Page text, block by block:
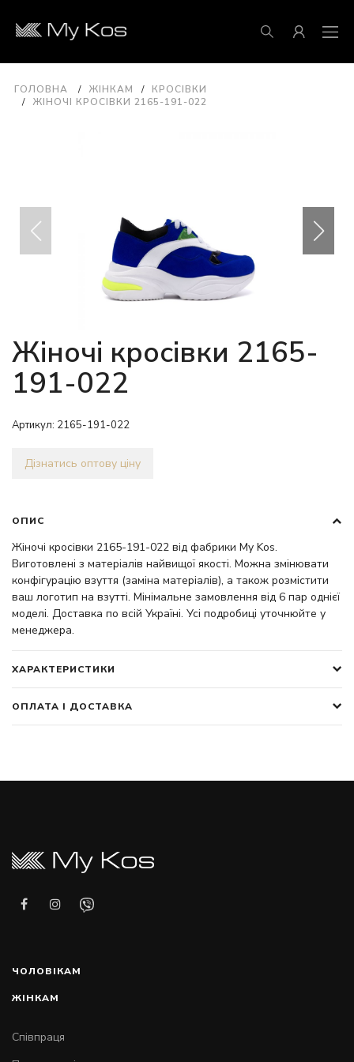
ГОЛОВНА ЖІНКАМ
КРОСІВКИ
ЖІНОЧІ КРОСІВКИ 2165-191-022
Жіночі кросівки 2165-
191-022
Артикул: 2165-191-022
Дізнатись оптову ціну
ОПИС
Жіночі кросівки 2165-191-022 від фабрики My Kos.
Виготовлені з матеріалів найвищої якості. Можна змінювати
конфігурацію взуття (заміна матеріалів), а також розмістити
ваш логотип на взутті. Мінімальне замовлення від 6 пар однієї
моделі. Доставка по всій Україні. Усі подробиці уточнюйте у
менеджера.
ХАРАКТЕРИСТИКИ
ОПЛАТА І ДОСТАВКА
ЧОЛОВІКАМ
ЖІНКАМ
Співпраця